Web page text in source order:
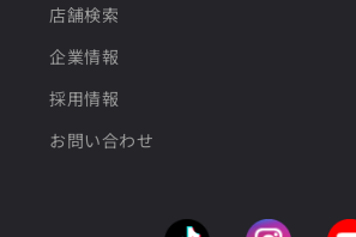
店舗検索
企業情報
採用情報
お問い合わせ